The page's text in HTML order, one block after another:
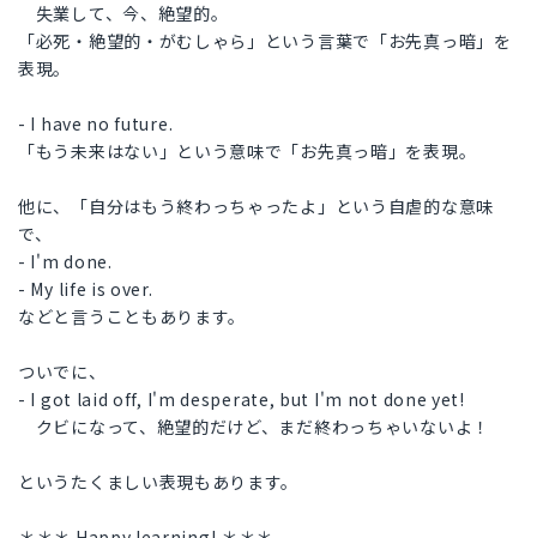
失業して、今、絶望的。
「必死・絶望的・がむしゃら」という言葉で「お先真っ暗」を
表現。
- I have no future.
「もう未来はない」という意味で「お先真っ暗」を表現。
他に、「自分はもう終わっちゃったよ」という自虐的な意味
で、
- I'm done.
- My life is over.
などと言うこともあります。
ついでに、
- I got laid off, I'm desperate, but I'm not done yet!
クビになって、絶望的だけど、まだ終わっちゃいないよ！
というたくましい表現もあります。